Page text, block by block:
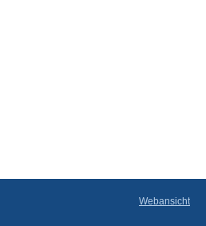
Webansicht